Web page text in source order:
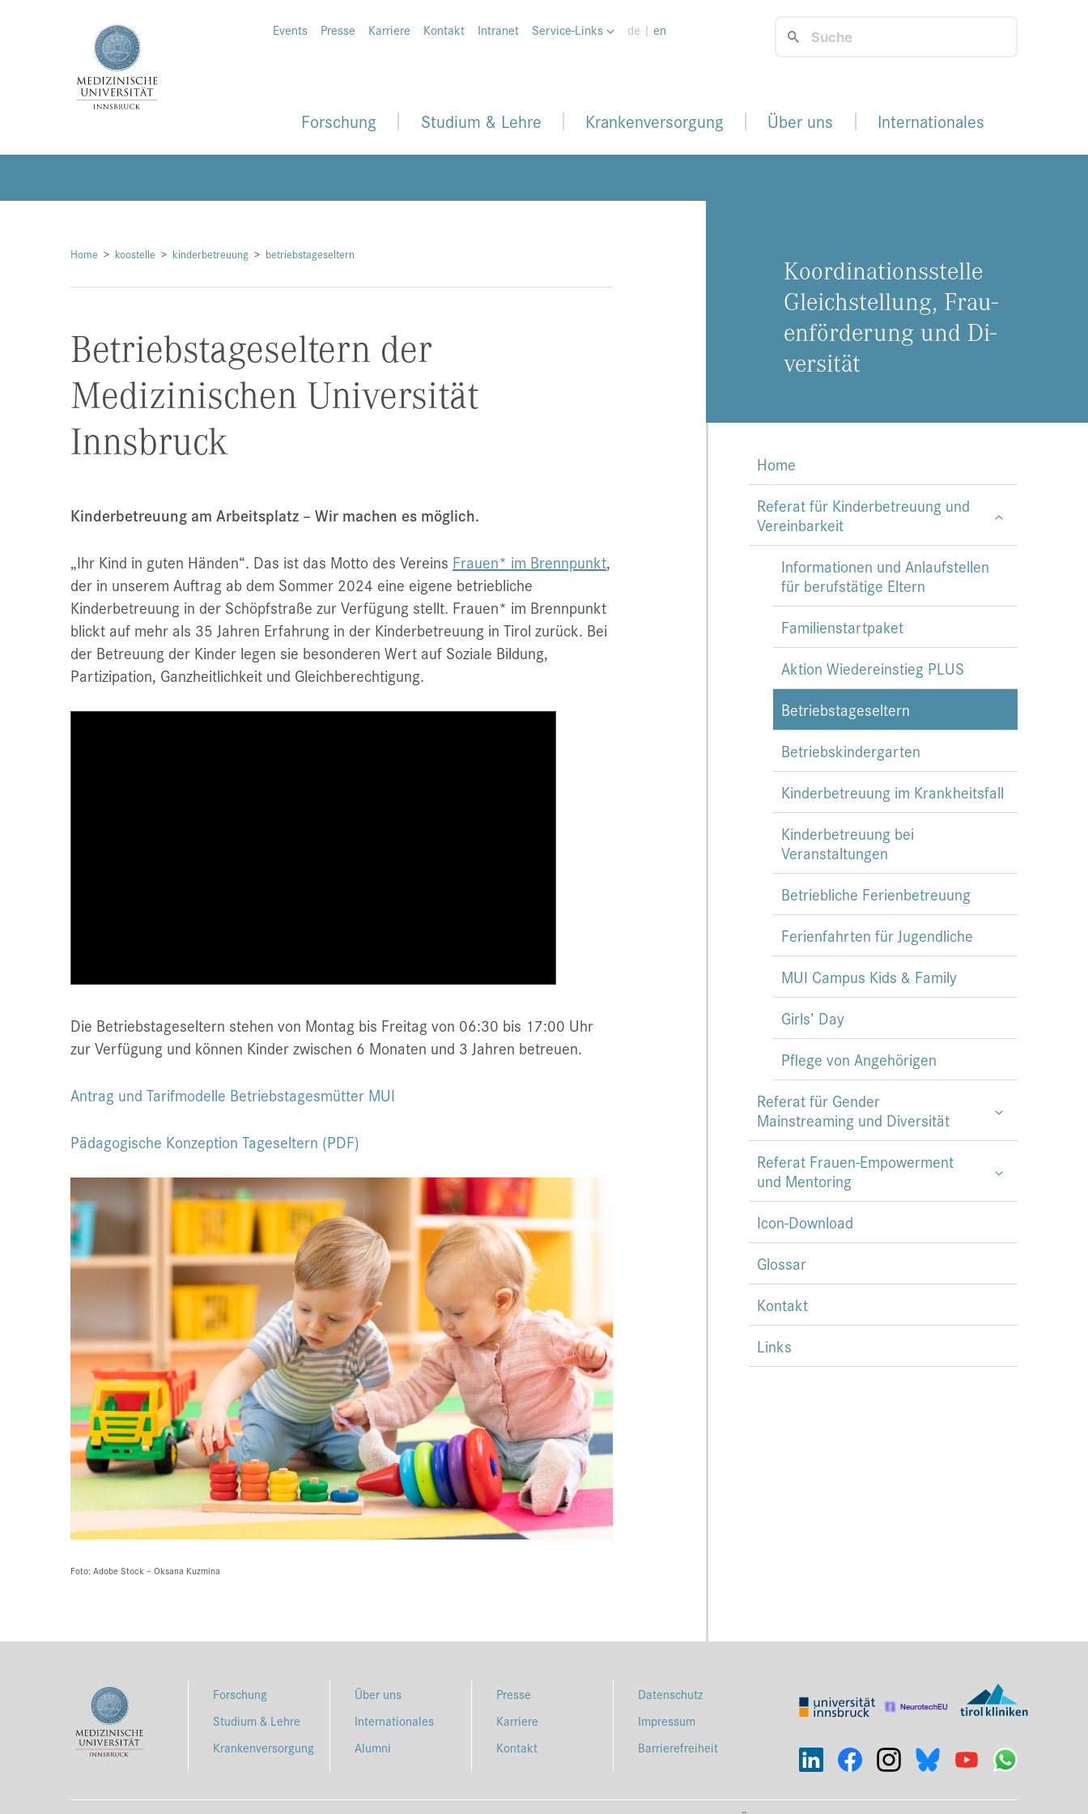
Events Presse Karriere Kontakt Intranet Service-Links de | en
Forschung Studium & Lehre Krankenversorgung Über uns Internationales
Home koostelle kinderbetreuung betriebstageseltern
Betriebstageseltern der
Medizinischen Universität
Innsbruck
Kinderbetreuung am Arbeitsplatz – Wir machen es möglich.
„Ihr Kind in guten Händen“. Das ist das Motto des Vereins Frauen* im Brennpunkt,
der in unserem Auftrag ab dem Sommer 2024 eine eigene betriebliche
Kinderbetreuung in der Schöpfstraße zur Verfügung stellt. Frauen* im Brennpunkt
blickt auf mehr als 35 Jahren Erfahrung in der Kinderbetreuung in Tirol zurück. Bei
der Betreuung der Kinder legen sie besonderen Wert auf Soziale Bildung,
Partizipation, Ganzheitlichkeit und Gleichberechtigung.
Die Betriebstageseltern stehen von Montag bis Freitag von 06:30 bis 17:00 Uhr
zur Verfügung und können Kinder zwischen 6 Monaten und 3 Jahren betreuen.
Antrag und Tarifmodelle Betriebstagesmütter MUI
Pädagogische Konzeption Tageseltern (PDF)
Foto: Adobe Stock – Oksana Kuzmina
Ko­or­di­na­ti­ons­stel­le
Gleich­stel­lung, Frau­
en­för­de­rung und Di­
ver­si­tät
Home
Referat für Kinderbetreuung und
Vereinbarkeit
Informationen und Anlaufstellen
für berufstätige Eltern
Familienstartpaket
Aktion Wiedereinstieg PLUS
Betriebstageseltern
Betriebskindergarten
Kinderbetreuung im Krankheitsfall
Kinderbetreuung bei
Veranstaltungen
Betriebliche Ferienbetreuung
Ferienfahrten für Jugendliche
MUI Campus Kids & Family
Girls’ Day
Pflege von Angehörigen
Referat für Gender
Mainstreaming und Diversität
Referat Frauen-Empowerment
und Mentoring
Icon-Download
Glossar
Kontakt
Links
Forschung
Studium & Lehre
Krankenversorgung
Über uns
Internationales
Alumni
Presse
Karriere
Kontakt
Datenschutz
Impressum
Barrierefreiheit